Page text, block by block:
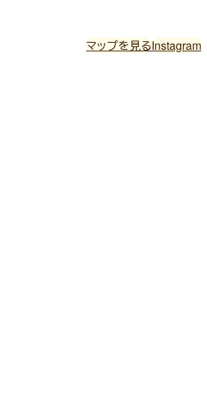
マップを見るInstagram